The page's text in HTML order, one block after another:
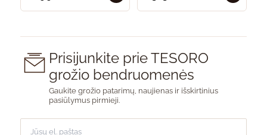
Prisijunkite prie TESORO
grožio bendruomenės
Gaukite grožio patarimų, naujienas ir išskirtinius
pasiūlymus pirmieji.